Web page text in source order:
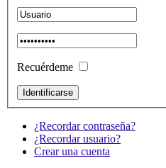
Recuérdeme
¿Recordar contraseña?
¿Recordar usuario?
Crear una cuenta